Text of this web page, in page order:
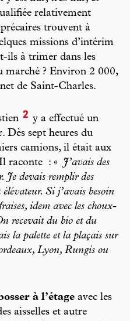
relativement
trouvent à
missions d’intérim
ils à trimer dans les
marché ? Environ 2 000,
de Saint-Charles.
2 y a effectué un
Dès sept heures du
camions, il était aux
raconte : «
J’avais des
Je devais remplir des
Si j’avais besoin
idem avec les choux-
recevait du bio et du
la palette et la plaçais sur
Lyon, Rungis ou
à l’étage avec les
aisselles et autre